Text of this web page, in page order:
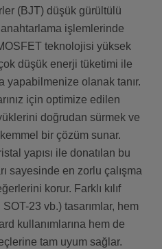
(BJT) düşük gürültülü
işlemlerinde
teknolojisi yüksek
düşük enerji tüketimi ile
yapabilmenize olanak tanır.
için optimize edilen
doğrudan sürmek ve
bir çözüm sunar.
yapısı ile donatılan bu
sayesinde en zorlu çalışma
korur. Farklı kılıf
23 vb.) tasarımlar, hem
kullanımlarına hem de
tam uyum sağlar.